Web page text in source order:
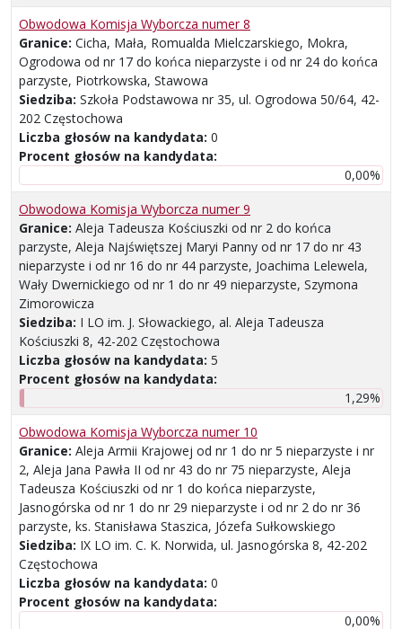
Obwodowa Komisja Wyborcza numer 8
Granice: Cicha, Mała, Romualda Mielczarskiego, Mokra,
Ogrodowa od nr 17 do końca nieparzyste i od nr 24 do końca
parzyste, Piotrkowska, Stawowa
Siedziba: Szkoła Podstawowa nr 35, ul. Ogrodowa 50/64, 42-
202 Częstochowa
Liczba głosów na kandydata: 0
Procent głosów na kandydata:
0,00%
Obwodowa Komisja Wyborcza numer 9
Granice: Aleja Tadeusza Kościuszki od nr 2 do końca
parzyste, Aleja Najświętszej Maryi Panny od nr 17 do nr 43
nieparzyste i od nr 16 do nr 44 parzyste, Joachima Lelewela,
Wały Dwernickiego od nr 1 do nr 49 nieparzyste, Szymona
Zimorowicza
Siedziba: I LO im. J. Słowackiego, al. Aleja Tadeusza
Kościuszki 8, 42-202 Częstochowa
Liczba głosów na kandydata: 5
Procent głosów na kandydata:
1,29%
Obwodowa Komisja Wyborcza numer 10
Granice: Aleja Armii Krajowej od nr 1 do nr 5 nieparzyste i nr
2, Aleja Jana Pawła II od nr 43 do nr 75 nieparzyste, Aleja
Tadeusza Kościuszki od nr 1 do końca nieparzyste,
Jasnogórska od nr 1 do nr 29 nieparzyste i od nr 2 do nr 36
parzyste, ks. Stanisława Staszica, Józefa Sułkowskiego
Siedziba: IX LO im. C. K. Norwida, ul. Jasnogórska 8, 42-202
Częstochowa
Liczba głosów na kandydata: 0
Procent głosów na kandydata:
0,00%